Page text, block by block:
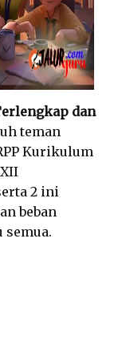
dan
teman
Kurikulum
2 ini
beban